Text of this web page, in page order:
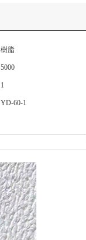
樹脂
5000
1
YD-60-1